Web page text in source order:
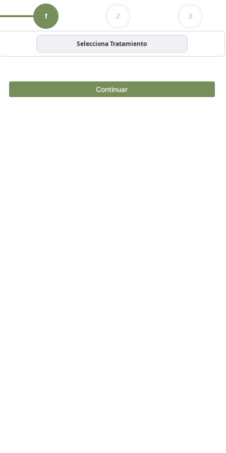
1 2 3
Selecciona Tratamiento
Continuar